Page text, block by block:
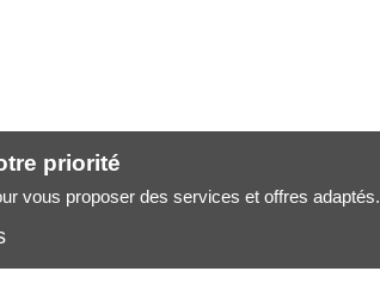
priorité
vous proposer des services et offres adaptés.